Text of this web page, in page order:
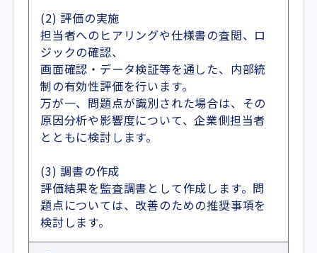
(2) 評価の実施
担当者へのヒアリングや仕様書の査閲、ロ
ジックの確認、
画面確認・データ検証等を通した、内部統
制の有効性評価を行います。
万が一、問題点が識別された場合は、その
原因分析や影響度について、企業側担当者
とともに検討します。
(3) 調書の作成
評価結果を監査調書として作成します。問
題点については、改善のための推奨事項を
検討します。